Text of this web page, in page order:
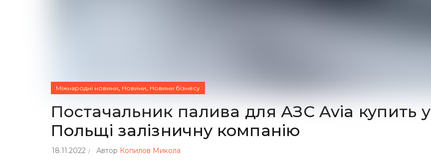
Міжнародні новини, Новини, Новини бізнесу
Постачальник палива для АЗС Avia купить у
Польщі залізничну компанію
18.11.2022 Автор Копилов Микола